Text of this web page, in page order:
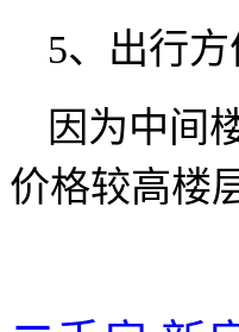
5、 出行
因为中间
价格较高楼